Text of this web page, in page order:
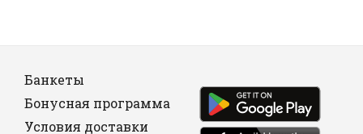
Банкеты
Бонусная программа
Условия доставки